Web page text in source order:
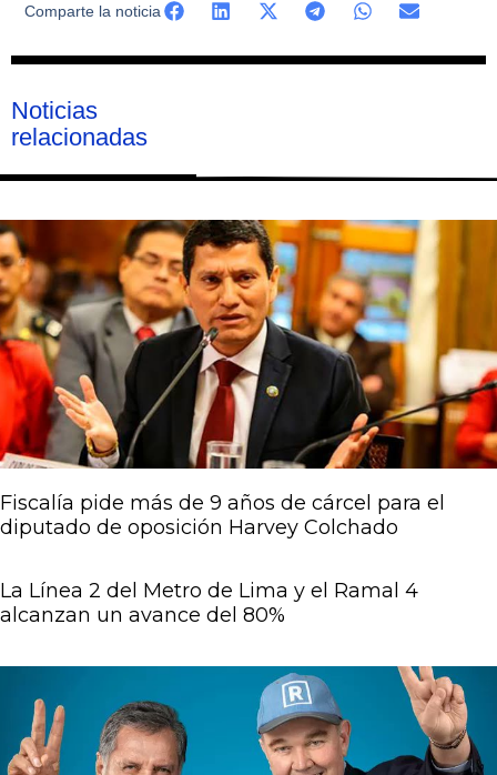
Comparte la noticia
Noticias
relacionadas
Fiscalía pide más de 9 años de cárcel para el
diputado de oposición Harvey Colchado
La Línea 2 del Metro de Lima y el Ramal 4
alcanzan un avance del 80%
Página
Página
Página
Página
Página